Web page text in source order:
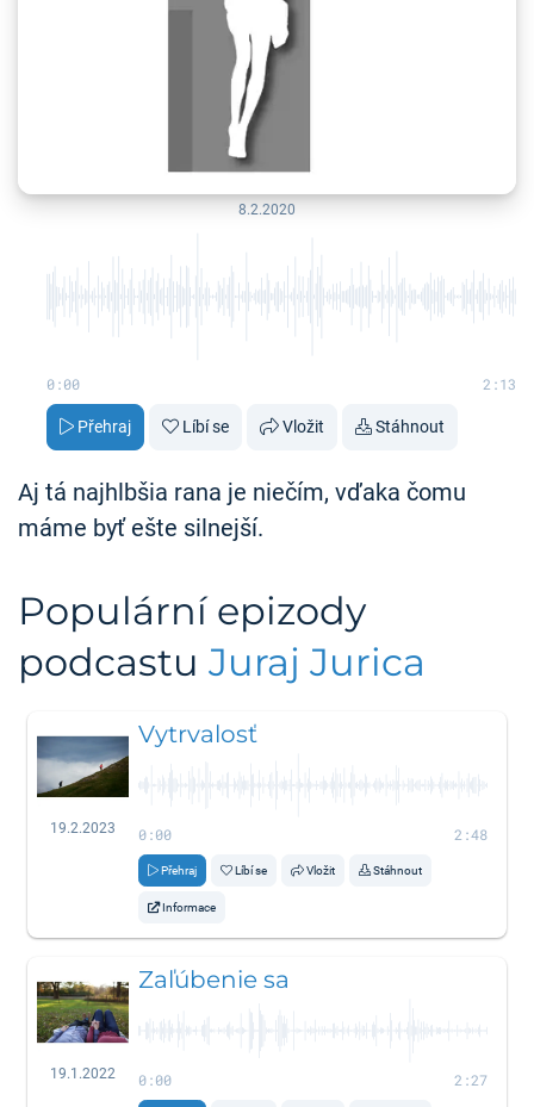
8.2.2020
0:00 2:13
Přehraj Líbí se Vložit Stáhnout
Aj tá najhlbšia rana je niečím, vďaka čomu
máme byť ešte silnejší.
Populární epizody
podcastu Juraj Jurica
19.2.2023
Vytrvalosť
0:00 2:48
Přehraj Líbí se Vložit Stáhnout
Informace
19.1.2022
Zaľúbenie sa
0:00 2:27